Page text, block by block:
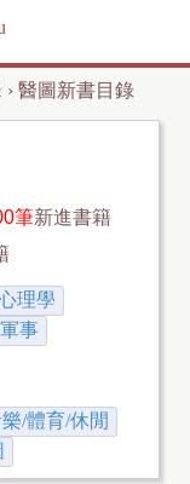
› 醫圖新書目錄
筆新進書籍
理學
事
/體育/休閒